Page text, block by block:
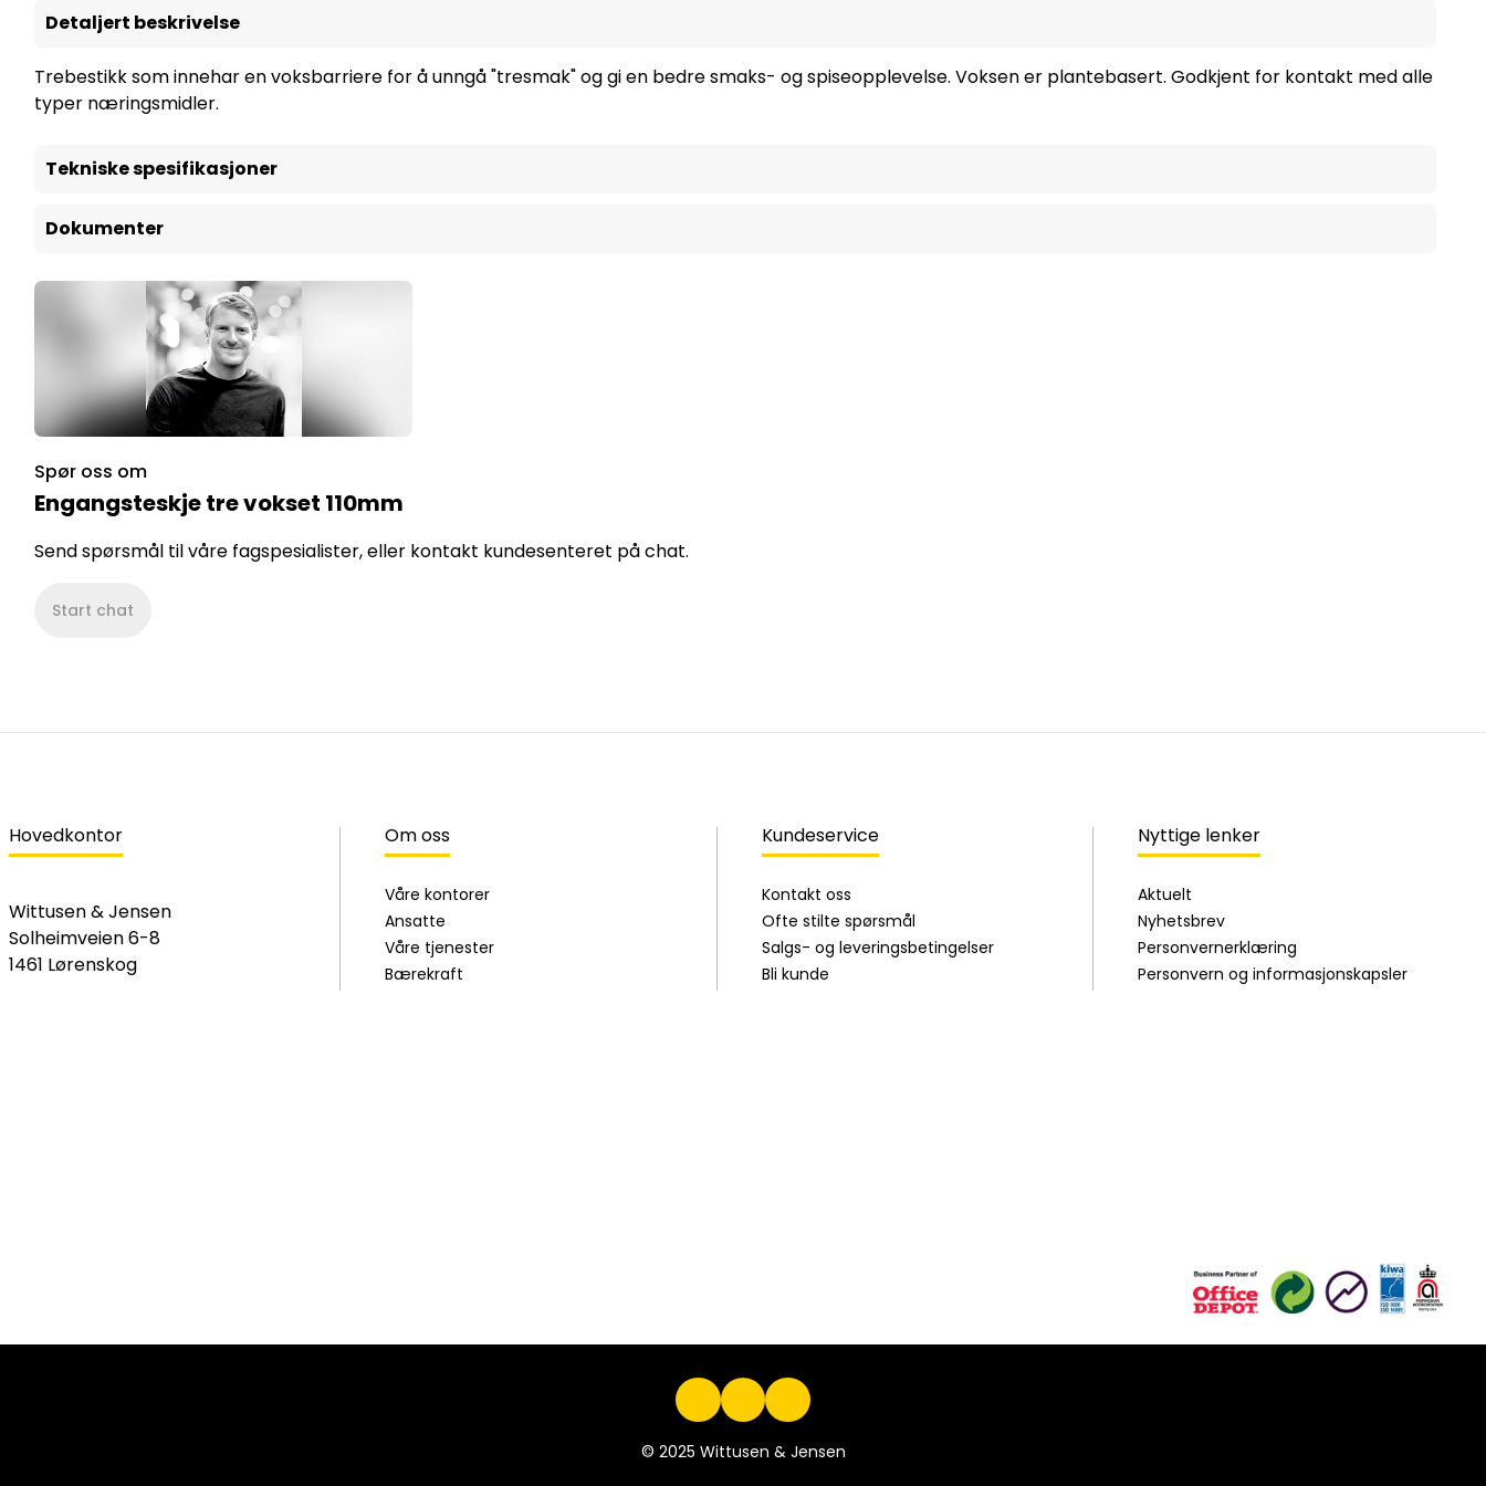
Detaljert beskrivelse
Trebestikk som innehar en voksbarriere for å unngå "tresmak" og gi en bedre smaks- og spiseopplevelse. Voksen er plantebasert. Godkjent for kontakt med alle
typer næringsmidler.
Tekniske spesifikasjoner
Dokumenter
Spør oss om
Engangsteskje tre vokset 110mm
Send spørsmål til våre fagspesialister, eller kontakt kundesenteret på chat.
Start chat
Hovedkontor
Wittusen & Jensen
Solheimveien 6-8
1461 Lørenskog
Om oss
Våre kontorer
Ansatte
Våre tjenester
Bærekraft
Kundeservice
Kontakt oss
Ofte stilte spørsmål
Salgs- og leveringsbetingelser
Bli kunde
Nyttige lenker
Aktuelt
Nyhetsbrev
Personvernerklæring
Personvern og informasjonskapsler
© 2025 Wittusen & Jensen